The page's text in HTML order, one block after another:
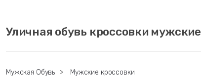
Уличная обувь кроссовки мужские
Мужская Обувь >
Мужские кроссовки